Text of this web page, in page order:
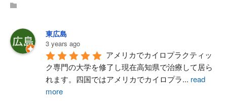
東広島
3 years ago
アメリカでカイロプラクティッ
ク専門の大学を修了し現在高知県で治療して居ら
れます。四国ではアメリカでカイロプラ... read
more